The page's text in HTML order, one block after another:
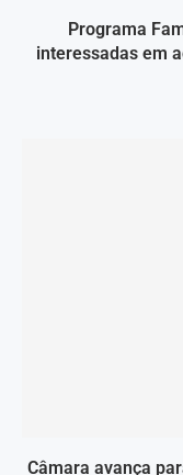
Programa
interessadas em
Câmara avança